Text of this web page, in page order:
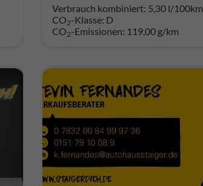
Verbrauch kombiniert: 5,30 l/100km
CO2-Klasse: D
CO2-Emissionen: 119,00 g/km